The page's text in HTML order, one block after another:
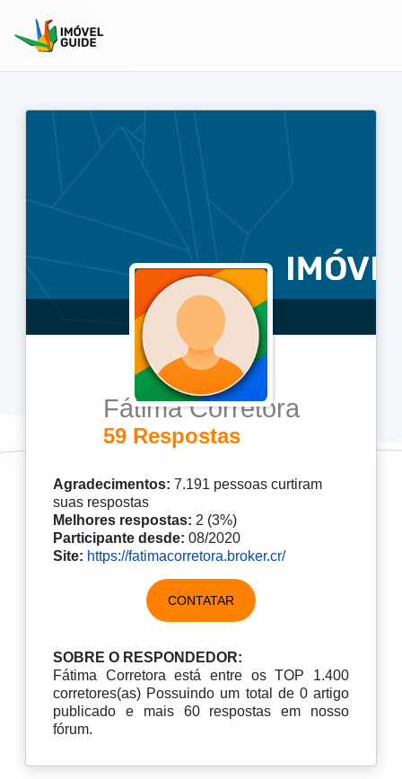
Fátima Corretora
59 Respostas
Agradecimentos: 7.191 pessoas curtiram
suas respostas
Melhores respostas: 2 (3%)
Participante desde: 08/2020
Site: https://fatimacorretora.broker.cr/
CONTATAR
SOBRE O RESPONDEDOR:
Fátima Corretora está entre os TOP 1.400
corretores(as) Possuindo um total de 0 artigo
publicado e mais 60 respostas em nosso
fórum.